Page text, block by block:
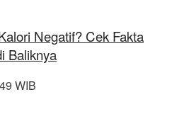
Negatif? Cek Fakta
Baliknya
WIB